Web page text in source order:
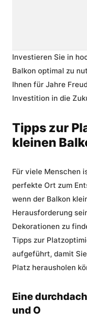
Investieren Sie in
Balkon optimal zu
Ihnen für Jahre
Investition in die
Tipps zur
kleinen
Für viele Menschen
perfekte Ort zum
wenn der Balkon
Herausforderung
Dekorationen zu
Tipps zur
aufgeführt, damit
Platz herausholen
Eine
und O